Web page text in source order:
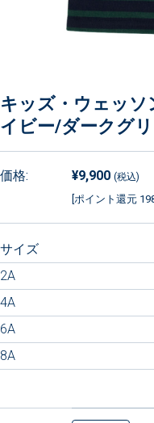
キッズ・ウェッソ
イビー/ダークグリ
価格: ¥9,900 (税込)
[ポイント還元
サイズ
2A
4A
6A
8A